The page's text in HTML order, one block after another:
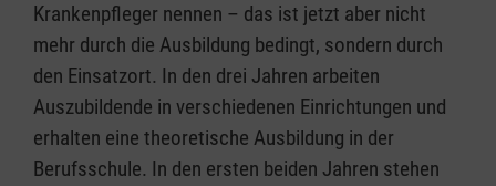
Krankenpfleger nennen – das ist jetzt aber nicht
mehr durch die Ausbildung bedingt, sondern durch
den Einsatzort. In den drei Jahren arbeiten
Auszubildende in verschiedenen Einrichtungen und
erhalten eine theoretische Ausbildung in der
Berufsschule. In den ersten beiden Jahren stehen